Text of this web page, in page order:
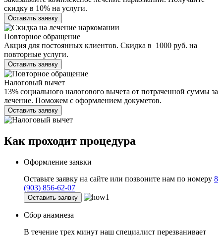
скидку в 10% на услуги.
Оставить заявку
Повторное обращение
Акция для постоянных клиентов. Скидка в 1000 руб. на
повторные услуги.
Оставить заявку
Налоговый вычет
13% социального налогового вычета от потраченной суммы за
лечение. Поможем с оформлением докуметов.
Оставить заявку
Как проходит процедура
Оформление заявки
Оставьте заявку на сайте или позвоните нам по номеру 8
(903) 856-62-07
Оставить заявку
Сбор анамнеза
В течение трех минут наш специалист перезванивает